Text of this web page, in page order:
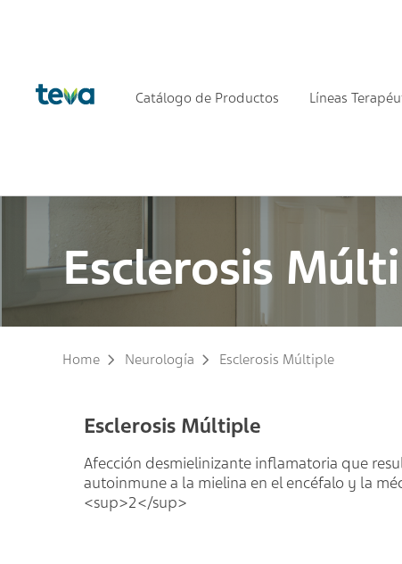
Catálogo de Productos Líneas
Esclerosis
Home Neurología Esclerosis Múltiple
Esclerosis Múltiple
Afección desmielinizante inflamatoria que
autoinmune a la mielina en el encéfalo y la
<sup>2</sup>